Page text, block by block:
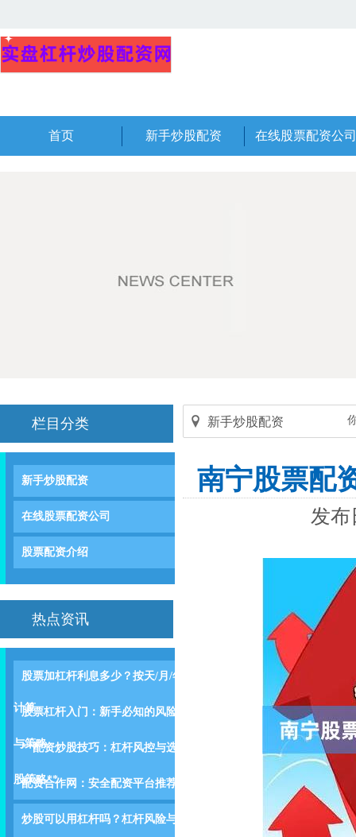
首页 新手炒股配资 在线股票配资公司
栏目分类
新手炒股配资
在线股票配资公司
股票配资介绍
热点资讯
股票加杠杆利息多少？按天/月/年
计算
股票杠杆入门：新手必知的风险
与策略
**配资炒股技巧：杠杆风控与选
股策略**
配资合作网：安全配资平台推荐
炒股可以用杠杆吗？杠杆风险与
新手炒股配资
南宁股票配
发